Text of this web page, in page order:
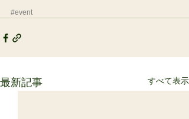
#event
最新記事 すべて表示